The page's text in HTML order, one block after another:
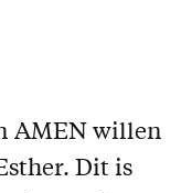
AMEN willen
Dit is